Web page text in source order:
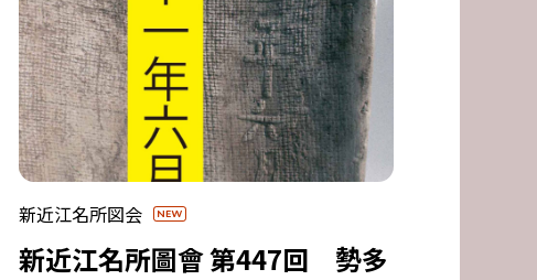
新近江名所図会
新近江名所圖會 第447回 勢多